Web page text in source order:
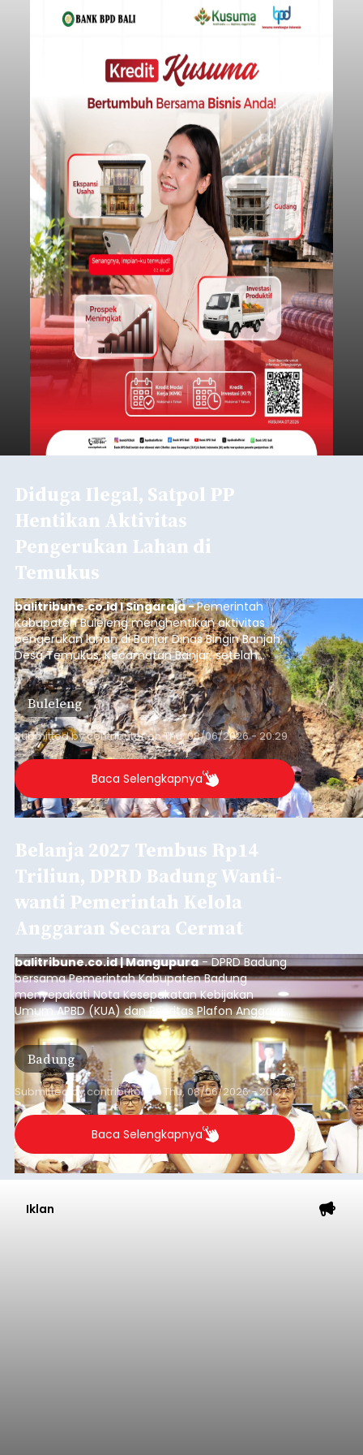
Diduga Ilegal, Satpol PP
Hentikan Aktivitas
Pengerukan Lahan di
Temukus
balitribune.co.id I Singaraja -Pemerintah
Kabupaten Buleleng menghentikan aktivitas
pengerukan lahan di Banjar Dinas Bingin Banjah,
Desa Temukus, Kecamatan Banjar, setelah
ditemukan indikasi kegiatan pengambilan
material yang tidak sesuai dengan peruntukan
kawasan.
Buleleng
Submitted bycontributoronThu, 08/06/2026 - 20:29
Baca Selengkapnya
Belanja 2027 Tembus Rp14
Triliun, DPRD Badung Wanti-
wanti Pemerintah Kelola
Anggaran Secara Cermat
balitribune.co.id | Mangupura- DPRD Badung
bersama Pemerintah Kabupaten Badung
menyepakati Nota Kesepakatan Kebijakan
Umum APBD (KUA) dan Prioritas Plafon Anggaran
Sementara (PPAS) Tahun Anggaran 2027 dalam
rapat paripurna yang digelar di Gedung DPRD
Badung, Kamis (6/8/2026).
Badung
Submitted bycontributor onThu, 08/06/2026 - 20:27
Baca Selengkapnya
Iklan